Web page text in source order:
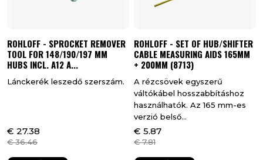
ROHLOFF - SPROCKET REMOVER
TOOL FOR 148/190/197 MM
HUBS INCL. A12 A...
Lánckerék leszedő szerszám.
€ 27.38
€36.46
ROHLOFF - SET OF HUB/SHIFTER
CABLE MEASURING AIDS 165MM
+ 200MM (8713)
A rézcsövek egyszerű
váltókábel hosszabbításhoz
használhatók. Az 165 mm-es
verzió belső...
€ 5.87
€7.81